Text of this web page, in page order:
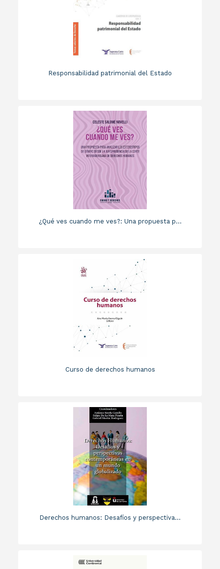
Responsabilidad patrimonial del Estado
¿Qué ves cuando me ves?: Una propuesta p...
Curso de derechos humanos
Derechos humanos: Desafíos y perspectiva...